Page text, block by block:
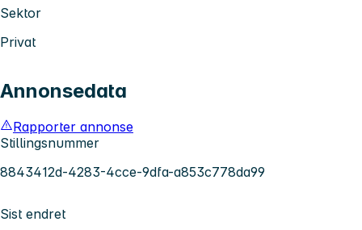
Sektor
Privat
Annonsedata
Rapporter annonse
Stillingsnummer
8843412d-4283-4cce-9dfa-a853c778da99
Sist endret